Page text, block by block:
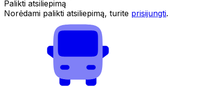
Palikti atsiliepimą
Norėdami palikti atsiliepimą, turite prisijungti.